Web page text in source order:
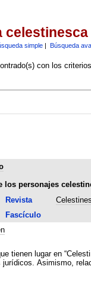
celestinesca
simple| Búsqueda
con los
los personajes
Revista
Fascículo
tienen lugar en
jurídicos. Asimismo,